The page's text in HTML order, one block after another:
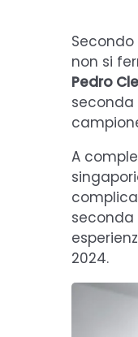
non si
Pedro
seconda
A
seconda
2024.